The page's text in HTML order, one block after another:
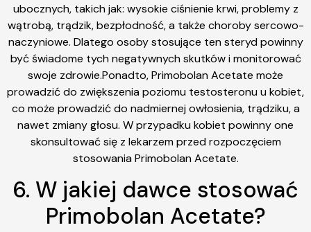
ubocznych, takich jak: wysokie ciśnienie krwi, problemy z
wątrobą, trądzik, bezpłodność, a także choroby sercowo-
naczyniowe. Dlatego osoby stosujące ten steryd powinny
być świadome tych negatywnych skutków i monitorować
swoje zdrowie.Ponadto, Primobolan Acetate może
prowadzić do zwiększenia poziomu testosteronu u kobiet,
co może prowadzić do nadmiernej owłosienia, trądziku, a
nawet zmiany głosu. W przypadku kobiet powinny one
skonsultować się z lekarzem przed rozpoczęciem
stosowania Primobolan Acetate.
6. W jakiej dawce stosować
Primobolan Acetate?